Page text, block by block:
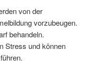
von der
vorzubeugen.
behandeln.
Stress und können